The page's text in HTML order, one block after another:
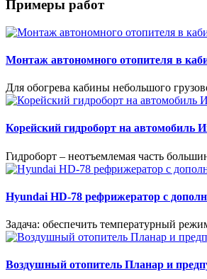
Примеры работ
Монтаж автономного отопителя в
Для обогрева кабины небольшого
Корейский гидроборт на автомобиль
Гидроборт – неотъемлемая часть
Hyundai HD-78 рефрижератор с
Задача: обеспечить температурный
Воздушный отопитель Планар и